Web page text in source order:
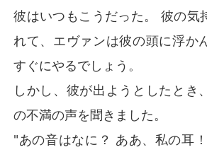
彼はいつもこうだった。 彼の気
れて、エヴァンは彼の頭に浮か
すぐにやるでしょう。
しかし、彼が出ようとしたとき
の不満の声を聞きました。
"あの音はなに？ ああ、私の耳